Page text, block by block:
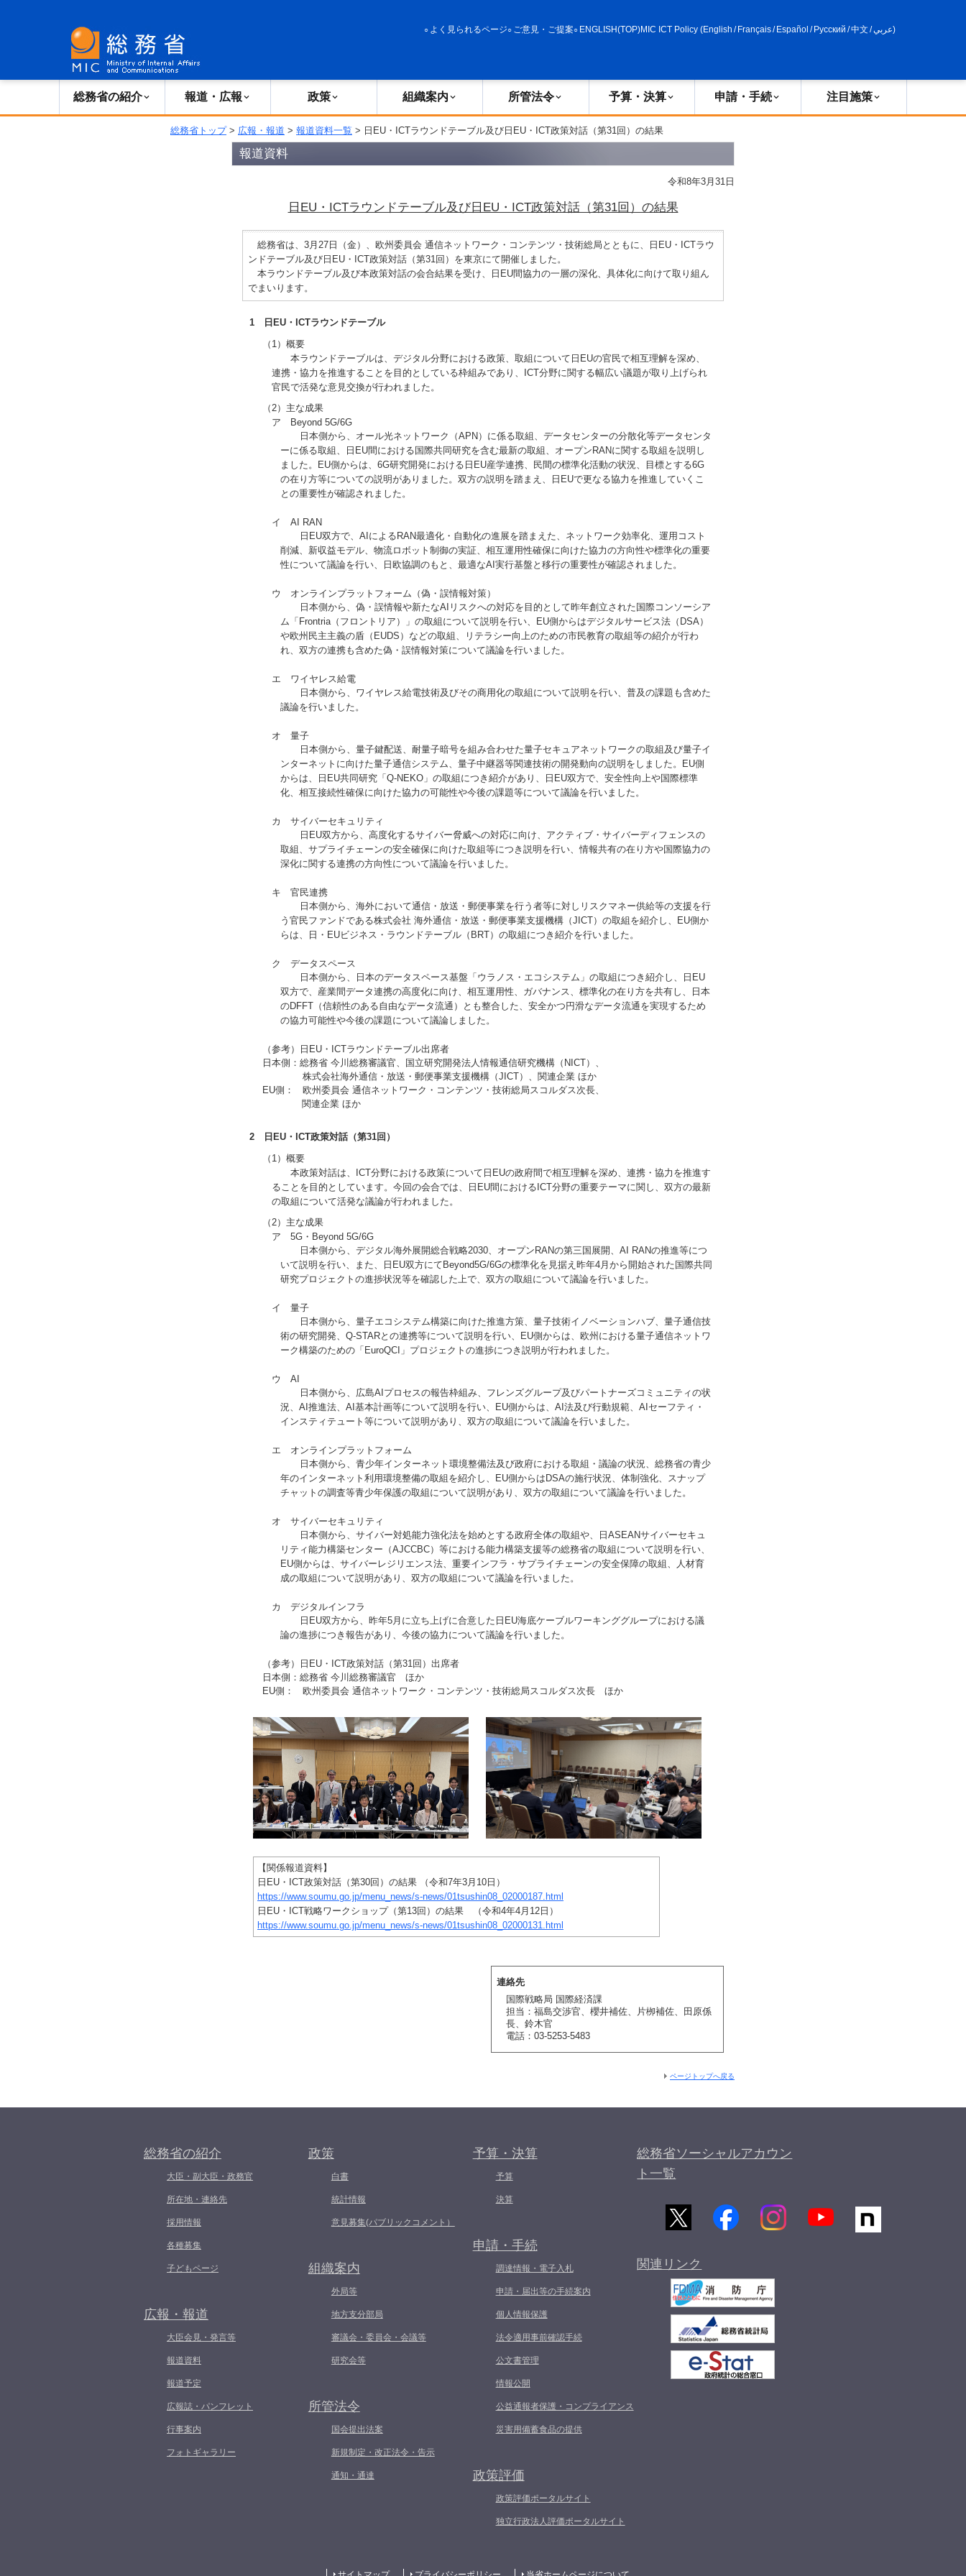
よく見られるページ ご意見・ご提案 ENGLISH(TOP)MIC ICT Policy (English / Français/ Español / Русский /中文 /عربي)
総務省の紹介 報道・広報 政策 組織案内 所管法令 予算・決算 申請・手続 注目施策
総務省トップ> 広報・報道 > 報道資料一覧 > 日EU・ICTラウンドテーブル及び日EU・ICT政策対話（第31回）の結果
報道資料
令和8年3月31日
日EU・ICTラウンドテーブル及び日EU・ICT政策対話（第31回）の結果
総務省は、3月27日（金）、欧州委員会 通信ネットワーク・コンテンツ・技術総局とともに、日EU・ICTラウ
ンドテーブル及び日EU・ICT政策対話（第31回）を東京にて開催しました。
本ラウンドテーブル及び本政策対話の会合結果を受け、日EU間協力の一層の深化、具体化に向けて取り組ん
でまいります。
1 日EU・ICTラウンドテーブル
（1）概要
本ラウンドテーブルは、デジタル分野における政策、取組について日EUの官民で相互理解を深め、
連携・協力を推進することを目的としている枠組みであり、ICT分野に関する幅広い議題が取り上げられ
官民で活発な意見交換が行われました。
（2）主な成果
ア Beyond 5G/6G
日本側から、オール光ネットワーク（APN）に係る取組、データセンターの分散化等データセンタ
ーに係る取組、日EU間における国際共同研究を含む最新の取組、オープンRANに関する取組を説明し
ました。EU側からは、6G研究開発における日EU産学連携、民間の標準化活動の状況、目標とする6G
の在り方等についての説明がありました。双方の説明を踏まえ、日EUで更なる協力を推進していくこ
との重要性が確認されました。
イ AI RAN
日EU双方で、AIによるRAN最適化・自動化の進展を踏まえた、ネットワーク効率化、運用コスト
削減、新収益モデル、物流ロボット制御の実証、相互運用性確保に向けた協力の方向性や標準化の重要
性について議論を行い、日欧協調のもと、最適なAI実行基盤と移行の重要性が確認されました。
ウ オンラインプラットフォーム（偽・誤情報対策）
日本側から、偽・誤情報や新たなAIリスクへの対応を目的として昨年創立された国際コンソーシア
ム「Frontria（フロントリア）」の取組について説明を行い、EU側からはデジタルサービス法（DSA）
や欧州民主主義の盾（EUDS）などの取組、リテラシー向上のための市民教育の取組等の紹介が行わ
れ、双方の連携も含めた偽・誤情報対策について議論を行いました。
エ ワイヤレス給電
日本側から、ワイヤレス給電技術及びその商用化の取組について説明を行い、普及の課題も含めた
議論を行いました。
オ 量子
日本側から、量子鍵配送、耐量子暗号を組み合わせた量子セキュアネットワークの取組及び量子イ
ンターネットに向けた量子通信システム、量子中継器等関連技術の開発動向の説明をしました。EU側
からは、日EU共同研究「Q-NEKO」の取組につき紹介があり、日EU双方で、安全性向上や国際標準
化、相互接続性確保に向けた協力の可能性や今後の課題等について議論を行いました。
カ サイバーセキュリティ
日EU双方から、高度化するサイバー脅威への対応に向け、アクティブ・サイバーディフェンスの
取組、サプライチェーンの安全確保に向けた取組等につき説明を行い、情報共有の在り方や国際協力の
深化に関する連携の方向性について議論を行いました。
キ 官民連携
日本側から、海外において通信・放送・郵便事業を行う者等に対しリスクマネー供給等の支援を行
う官民ファンドである株式会社 海外通信・放送・郵便事業支援機構（JICT）の取組を紹介し、EU側か
らは、日・EUビジネス・ラウンドテーブル（BRT）の取組につき紹介を行いました。
ク データスペース
日本側から、日本のデータスペース基盤「ウラノス・エコシステム」の取組につき紹介し、日EU
双方で、産業間データ連携の高度化に向け、相互運用性、ガバナンス、標準化の在り方を共有し、日本
のDFFT（信頼性のある自由なデータ流通）とも整合した、安全かつ円滑なデータ流通を実現するため
の協力可能性や今後の課題について議論しました。
（参考）日EU・ICTラウンドテーブル出席者
日本側：総務省 今川総務審議官、国立研究開発法人情報通信研究機構（NICT）、
株式会社海外通信・放送・郵便事業支援機構（JICT）、関連企業 ほか
EU側： 欧州委員会 通信ネットワーク・コンテンツ・技術総局スコルダス次長、
関連企業 ほか
2 日EU・ICT政策対話（第31回）
（1）概要
本政策対話は、ICT分野における政策について日EUの政府間で相互理解を深め、連携・協力を推進す
ることを目的としています。今回の会合では、日EU間におけるICT分野の重要テーマに関し、双方の最新
の取組について活発な議論が行われました。
（2）主な成果
ア 5G・Beyond 5G/6G
日本側から、デジタル海外展開総合戦略2030、オープンRANの第三国展開、AI RANの推進等につ
いて説明を行い、また、日EU双方にてBeyond5G/6Gの標準化を見据え昨年4月から開始された国際共同
研究プロジェクトの進捗状況等を確認した上で、双方の取組について議論を行いました。
イ 量子
日本側から、量子エコシステム構築に向けた推進方策、量子技術イノベーションハブ、量子通信技
術の研究開発、Q-STARとの連携等について説明を行い、EU側からは、欧州における量子通信ネットワ
ーク構築のための「EuroQCI」プロジェクトの進捗につき説明が行われました。
ウ AI
日本側から、広島AIプロセスの報告枠組み、フレンズグループ及びパートナーズコミュニティの状
況、AI推進法、AI基本計画等について説明を行い、EU側からは、AI法及び行動規範、AIセーフティ・
インスティテュート等について説明があり、双方の取組について議論を行いました。
エ オンラインプラットフォーム
日本側から、青少年インターネット環境整備法及び政府における取組・議論の状況、総務省の青少
年のインターネット利用環境整備の取組を紹介し、EU側からはDSAの施行状況、体制強化、スナップ
チャットの調査等青少年保護の取組について説明があり、双方の取組について議論を行いました。
オ サイバーセキュリティ
日本側から、サイバー対処能力強化法を始めとする政府全体の取組や、日ASEANサイバーセキュ
リティ能力構築センター（AJCCBC）等における能力構築支援等の総務省の取組について説明を行い、
EU側からは、サイバーレジリエンス法、重要インフラ・サプライチェーンの安全保障の取組、人材育
成の取組について説明があり、双方の取組について議論を行いました。
カ デジタルインフラ
日EU双方から、昨年5月に立ち上げに合意した日EU海底ケーブルワーキンググループにおける議
論の進捗につき報告があり、今後の協力について議論を行いました。
（参考）日EU・ICT政策対話（第31回）出席者
日本側：総務省 今川総務審議官 ほか
EU側： 欧州委員会 通信ネットワーク・コンテンツ・技術総局スコルダス次長 ほか
【関係報道資料】
日EU・ICT政策対話（第30回）の結果 （令和7年3月10日）
https://www.soumu.go.jp/menu_news/s-news/01tsushin08_02000187.html
日EU・ICT戦略ワークショップ（第13回）の結果 （令和4年4月12日）
https://www.soumu.go.jp/menu_news/s-news/01tsushin08_02000131.html
連絡先
国際戦略局 国際経済課
担当：福島交渉官、櫻井補佐、片栁補佐、田原係
長、鈴木官
電話：03-5253-5483
ページトップへ戻る
総務省の紹介
大臣・副大臣・政務官
所在地・連絡先
採用情報
各種募集
子どもページ
広報・報道
大臣会見・発言等
報道資料
報道予定
広報誌・パンフレット
行事案内
フォトギャラリー
政策
白書
統計情報
意見募集(パブリックコメント）
組織案内
外局等
地方支分部局
審議会・委員会・会議等
研究会等
所管法令
国会提出法案
新規制定・改正法令・告示
通知・通達
予算・決算
予算
決算
申請・手続
調達情報・電子入札
申請・届出等の手続案内
個人情報保護
法令適用事前確認手続
公文書管理
情報公開
公益通報者保護・コンプライアンス
災害用備蓄食品の提供
政策評価
政策評価ポータルサイト
独立行政法人評価ポータルサイト
総務省ソーシャルアカウン
ト一覧
関連リンク